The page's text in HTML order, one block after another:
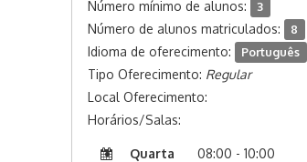
Número mínimo de alunos: 3
Número de alunos matriculados: 8
Idioma de oferecimento: Português
Tipo Oferecimento: Regular
Local Oferecimento:
Horários/Salas:
Quarta
08:00 - 10:00